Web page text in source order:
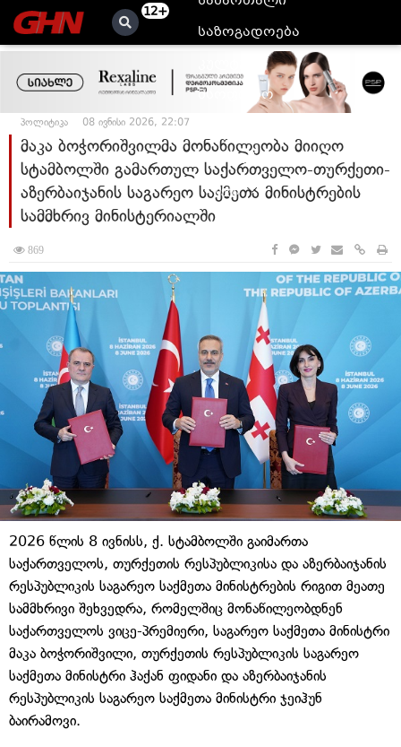
12+
საზოგადოება
კულტურა
მსოფლიო
ბლოგები
მეტი
პოლიტიკა 08 ივნისი 2026, 22:07
მაკა ბოჭორიშვილმა მონაწილეობა მიიღო
სტამბოლში გამართულ საქართველო-თურქეთი-
აზერბაიჯანის საგარეო საქმეთა მინისტრების
სამმხრივ მინისტერიალში
869
2026 წლის 8 ივნისს, ქ. სტამბოლში გაიმართა
საქართველოს, თურქეთის რესპუბლიკისა და აზერბაიჯანის
რესპუბლიკის საგარეო საქმეთა მინისტრების რიგით მეათე
სამმხრივი შეხვედრა, რომელშიც მონაწილეობდნენ
საქართველოს ვიცე-პრემიერი, საგარეო საქმეთა მინისტრი
მაკა ბოჭორიშვილი, თურქეთის რესპუბლიკის საგარეო
საქმეთა მინისტრი ჰაქან ფიდანი და აზერბაიჯანის
რესპუბლიკის საგარეო საქმეთა მინისტრი ჯეიჰუნ
ბაირამოვი.